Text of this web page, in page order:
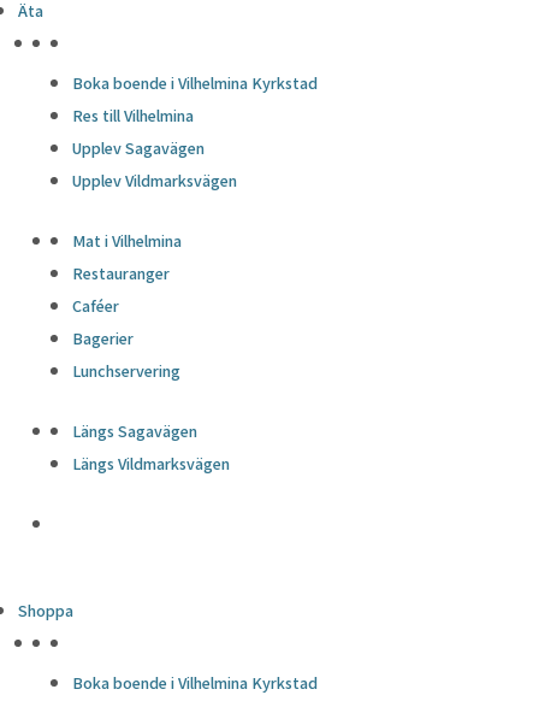
Äta
Boka boende i Vilhelmina Kyrkstad
Res till Vilhelmina
Upplev Sagavägen
Upplev Vildmarksvägen
Mat i Vilhelmina
Restauranger
Caféer
Bagerier
Lunchservering
Längs Sagavägen
Längs Vildmarksvägen
Shoppa
Boka boende i Vilhelmina Kyrkstad